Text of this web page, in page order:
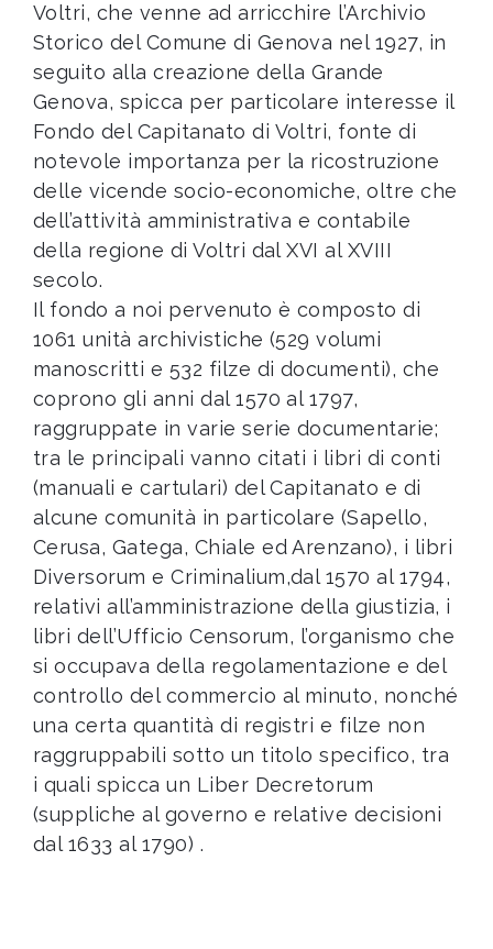
Voltri, che venne ad arricchire l’Archivio
Storico del Comune di Genova nel 1927, in
seguito alla creazione della Grande
Genova, spicca per particolare interesse il
Fondo del Capitanato di Voltri, fonte di
notevole importanza per la ricostruzione
delle vicende socio-economiche, oltre che
dell’attività amministrativa e contabile
della regione di Voltri dal XVI al XVIII
secolo.
Il fondo a noi pervenuto è composto di
1061 unità archivistiche (529 volumi
manoscritti e 532 filze di documenti), che
coprono gli anni dal 1570 al 1797,
raggruppate in varie serie documentarie;
tra le principali vanno citati i libri di conti
(manuali e cartulari) del Capitanato e di
alcune comunità in particolare (Sapello,
Cerusa, Gatega, Chiale ed Arenzano), i libri
Diversorum e Criminalium,dal 1570 al 1794,
relativi all’amministrazione della giustizia, i
libri dell’Ufficio Censorum, l’organismo che
si occupava della regolamentazione e del
controllo del commercio al minuto, nonché
una certa quantità di registri e filze non
raggruppabili sotto un titolo specifico, tra
i quali spicca un Liber Decretorum
(suppliche al governo e relative decisioni
dal 1633 al 1790) .